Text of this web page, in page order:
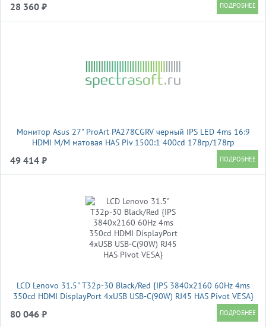
28 360 ₽
Монитор Asus 27" ProArt PA278CGRV черный IPS LED 4ms 16:9
HDMI M/M матовая HAS Piv 1500:1 400cd 178гр/178гр
49 414 ₽
LCD Lenovo 31.5" T32p-30 Black/Red {IPS 3840x2160 60Hz 4ms
350cd HDMI DisplayPort 4xUSB USB-C(90W) RJ45 HAS Pivot VESA}
80 046 ₽